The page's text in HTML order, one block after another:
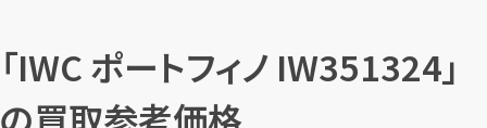
「IWC ポートフィノ IW351324」